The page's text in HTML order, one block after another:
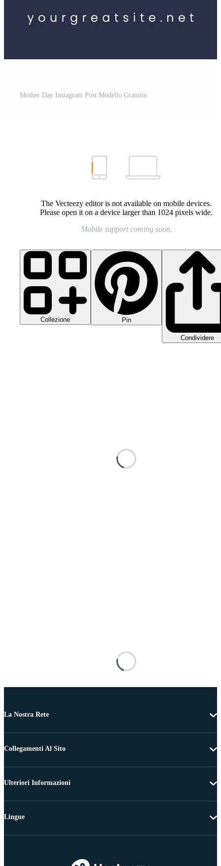
Mother Day Instagram Post Modello Gratuito
The Vecteezy editor is not available on mobile devices.
Please open it on a device larger than 1024 pixels wide.
Mobile support coming soon.
Collezione Pin
Condividere
La Nostra Rete
Collegamenti Al Sito
Ulteriori Informazioni
Lingue